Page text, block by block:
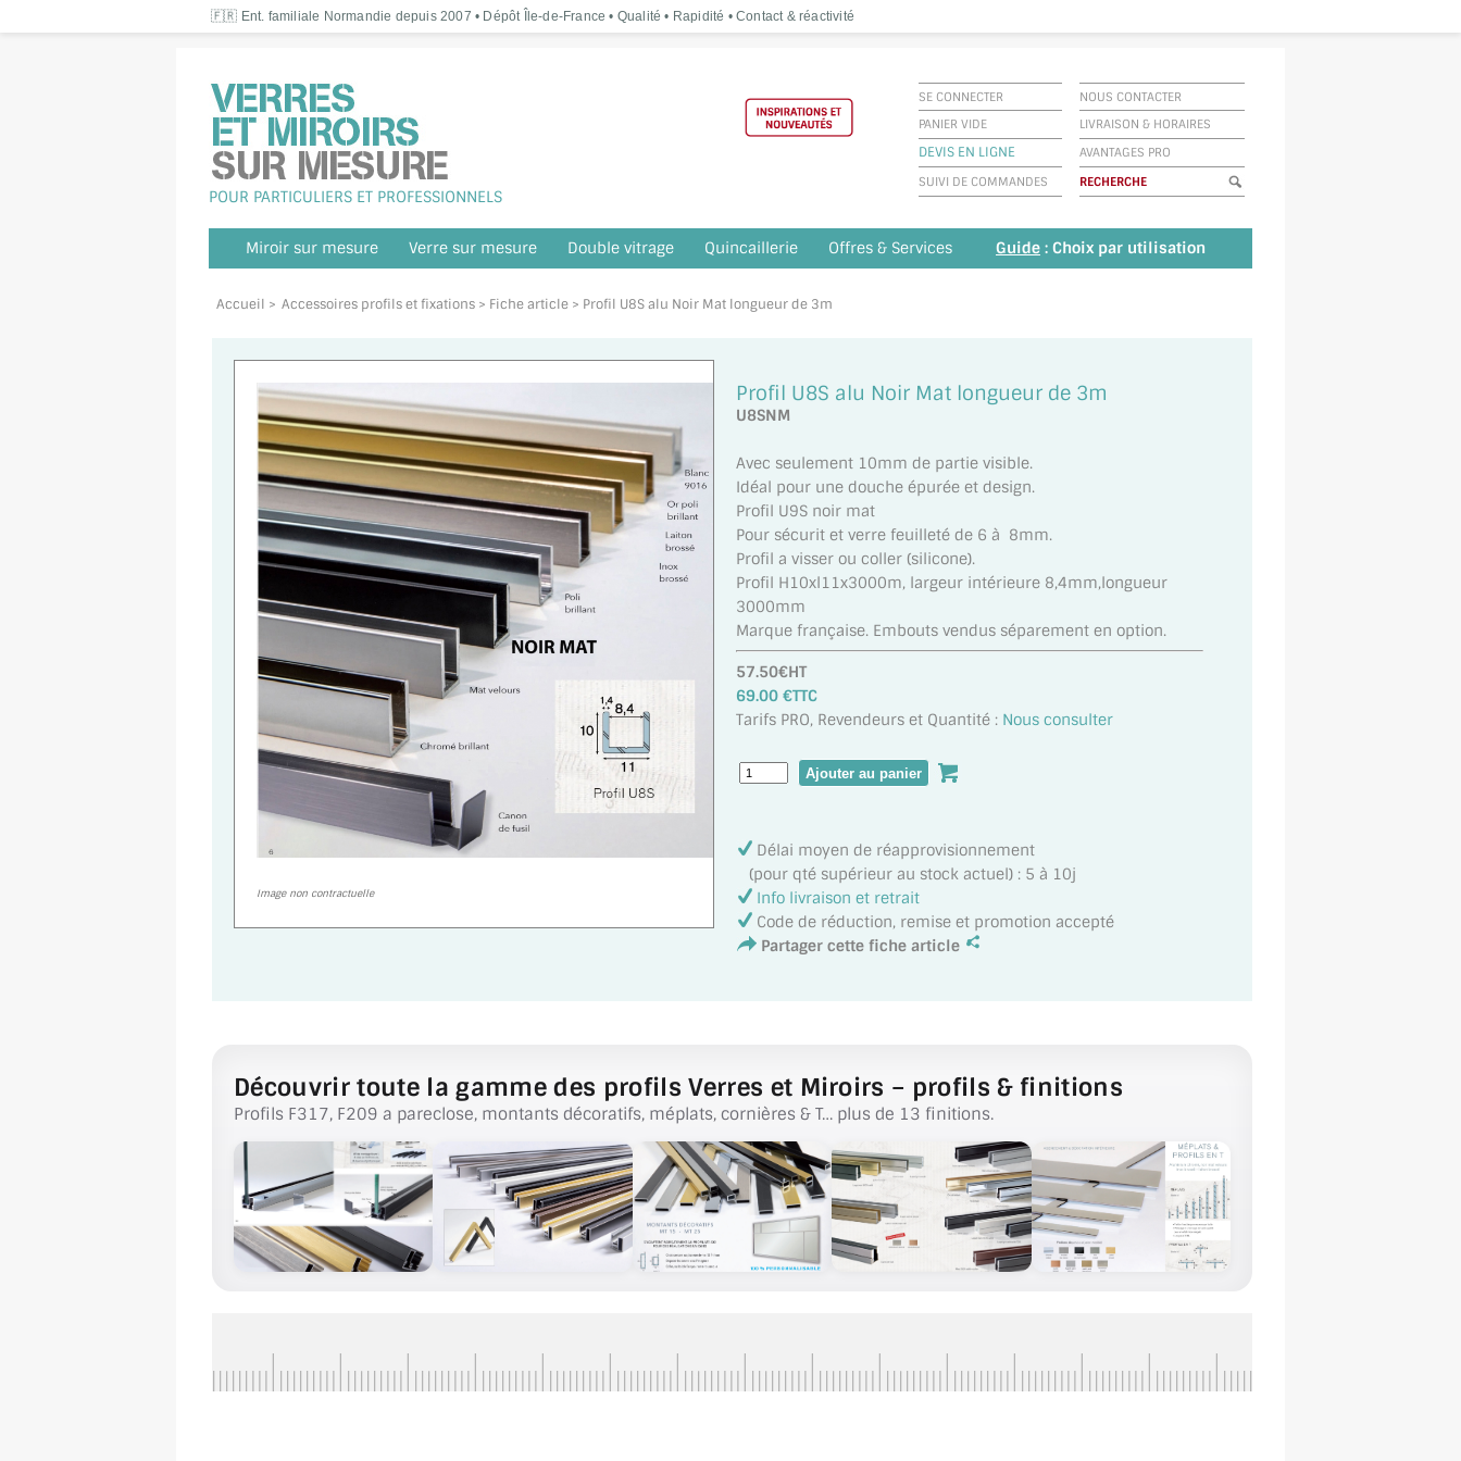
🇫🇷 Ent. familiale Normandie depuis 2007 • Dépôt Île-de-France • Qualité • Rapidité • Contact & réactivité
POUR PARTICULIERS ET PROFESSIONNELS
SE CONNECTER
NOUS CONTACTER
PANIER VIDE
LIVRAISON & HORAIRES
DEVIS EN LIGNE
AVANTAGES PRO
SUIVI DE COMMANDES
Miroir sur mesure Verre sur mesure Double vitrage Quincaillerie Offres & Services Guide : Choix par utilisation
Accueil > Accessoires profils et fixations > Fiche article > Profil U8S alu Noir Mat longueur de 3m
Image non contractuelle
Profil U8S alu Noir Mat longueur de 3m
U8SNM
Avec seulement 10mm de partie visible.
Idéal pour une douche épurée et design.
Profil U9S noir mat
Pour sécurit et verre feuilleté de 6 à 8mm.
Profil a visser ou coller (silicone).
Profil H10xl11x3000m, largeur intérieure 8,4mm,longueur
3000mm
Marque française. Embouts vendus séparement en option.
57.50€HT
69.00 €TTC
Tarifs PRO, Revendeurs et Quantité : Nous consulter
Délai moyen de réapprovisionnement
(pour qté supérieur au stock actuel) : 5 à 10j
Info livraison et retrait
Code de réduction, remise et promotion accepté
Partager cette fiche article
Découvrir toute la gamme des profils Verres et Miroirs – profils & finitions
Profils F317, F209 a pareclose, montants décoratifs, méplats, cornières & T… plus de 13 finitions.